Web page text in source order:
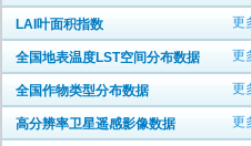
LAI叶面积指数 更
全国地表温度LST空间分布数据 更
全国作物类型分布数据 更
高分辨率卫星遥感影像数据 更